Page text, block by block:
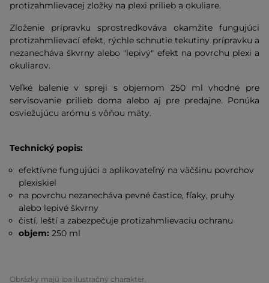
protizahmlievacej zložky na plexi prilieb a okuliare.
Zloženie prípravku sprostredkováva okamžite fungujúci
protizahmlievací efekt, rýchle schnutie tekutiny prípravku a
nezanecháva škvrny alebo "lepivý" efekt na povrchu plexi a
okuliarov.
Veľké balenie v spreji s objemom 250 ml vhodné pre
servisovanie prilieb doma alebo aj pre predajne. Ponúka
osviežujúcu arómu s vôňou mäty.
Technický popis:
efektívne fungujúci a aplikovateľný na väčšinu povrchov
plexiskiel
na povrchu nezanecháva pevné častice, fľaky, pruhy
alebo lepivé škvrny
čistí, leští a zabezpečuje protizahmlievaciu ochranu
objem:250 ml
Obrázky majú iba ilustračný charakter.